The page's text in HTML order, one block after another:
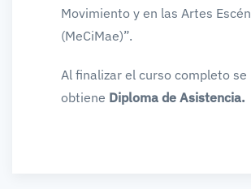
Movimiento y en las Artes
(MeCiMae)”.
Al finalizar el curso completo se
obtiene Diploma de Asistencia.